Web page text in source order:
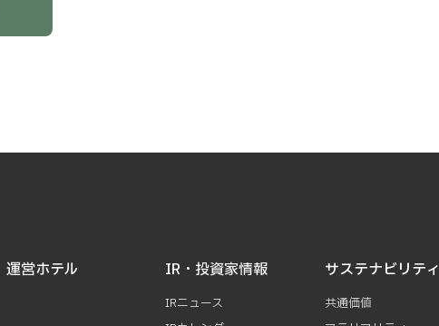
運営ホテル IR・投資家情報
IRニュース
サステナビリティ
共通価値